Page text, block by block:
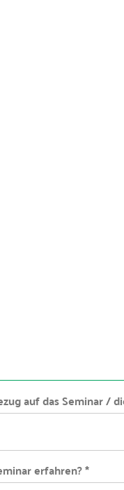
auf das Seminar /
erfahren? *